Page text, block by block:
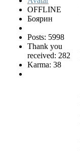
OFFLINE
Боярин
Posts: 5998
Thank you
received: 282
Karma: 38